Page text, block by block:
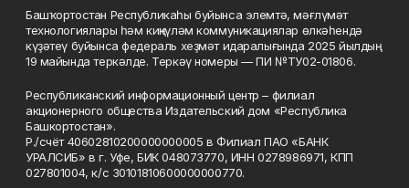
Башҡортостан Республикаһы буйынса элемтә, мәғлүмәт
технологиялары һәм киңкүләм коммуникациялар өлкәһендә
күҙәтеү буйынса федераль хеҙмәт идаралығында 2025 йылдың
19 майында теркәлде. Теркәү номеры — ПИ №ТУ02-01806.
Республиканский информационный центр – филиал
акционерного общества Издательский дом «Республика
Башкортостан».
Р./счёт 40602810200000000005 в Филиал ПАО «БАНК
УРАЛСИБ» в г. Уфе, БИК 048073770, ИНН 0278986971, КПП
027801004, к/с 30101810600000000770.